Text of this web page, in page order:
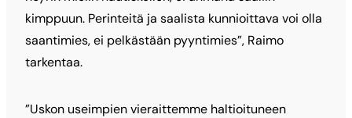
kimppuun. Perinteitä ja saalista kunnioittava voi olla
saantimies, ei pelkästään pyyntimies”, Raimo
tarkentaa.
”Uskon useimpien vieraittemme haltioituneen